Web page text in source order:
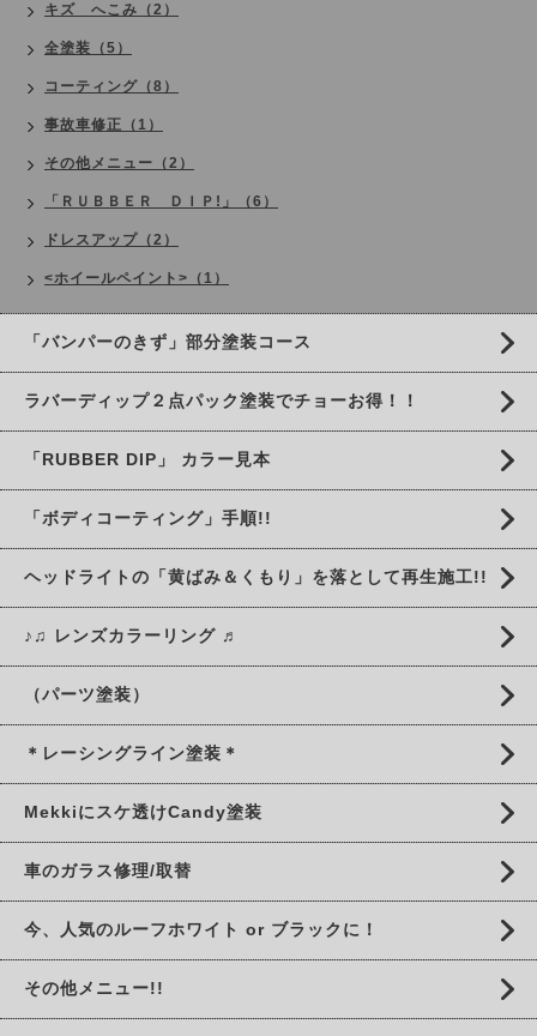
キズ へこみ（2）
全塗装（5）
コーティング（8）
事故車修正（1）
その他メニュー（2）
「ＲＵＢＢＥＲ ＤＩＰ!」（6）
ドレスアップ（2）
<ホイールペイント>（1）
「バンパーのきず」部分塗装コース
ラバーディップ２点パック塗装でチョーお得！！
「RUBBER DIP」 カラー見本
「ボディコーティング」手順!!
ヘッドライトの「黄ばみ＆くもり」を落として再生施工!!
♪♫ レンズカラーリング ♬
（パーツ塗装）
＊レーシングライン塗装＊
Mekkiにスケ透けCandy塗装
車のガラス修理/取替
今、人気のルーフホワイト or ブラックに！
その他メニュー!!